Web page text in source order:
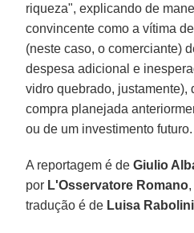
riqueza", explicando de
convincente como a vítima
(neste caso, o comerciante)
despesa adicional e
vidro quebrado, justamente),
compra planejada
ou de um investimento futuro.
A reportagem é deGiulio
por L'Osservatore Romano
tradução é de Luisa Rabolini